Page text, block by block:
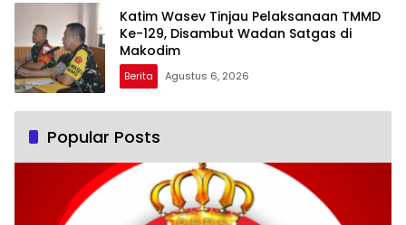
Katim Wasev Tinjau Pelaksanaan TMMD
Ke-129, Disambut Wadan Satgas di
Makodim
Berita Agustus 6, 2026
Popular Posts